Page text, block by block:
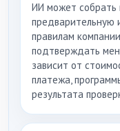
ИИ может собрать
предварительную
правилам
подтверждать
зависит от
платежа,
результата